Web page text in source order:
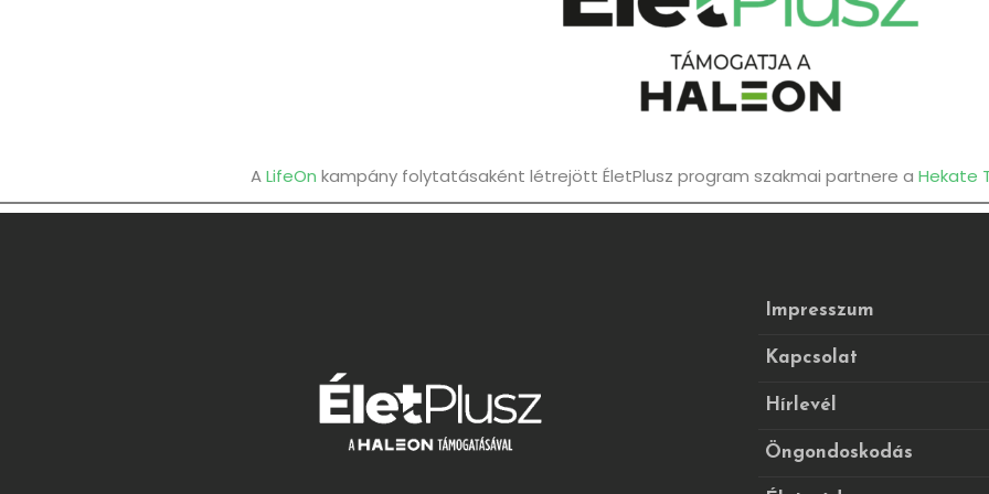
ALifeOn kampány folytatásaként létrejött ÉletPlusz program szakmai partnere a Hekate
Impresszum
Kapcsolat
Hírlevél
Öngondoskodás